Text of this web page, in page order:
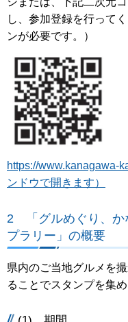
し、参加登録を行って
ンが必要です。）
https://www.kanagawa-
ンドウで開きます）
2 「グルめぐり、か
プラリー」の概要
県内のご当地グルメを
ることでスタンプを集